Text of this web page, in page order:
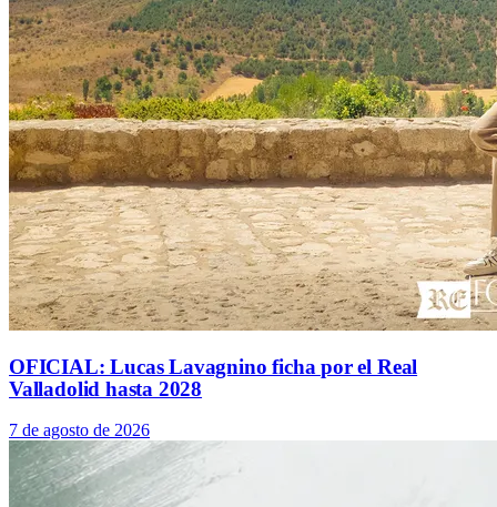
OFICIAL: Lucas Lavagnino ficha por el Real
Valladolid hasta 2028
7 de agosto de 2026